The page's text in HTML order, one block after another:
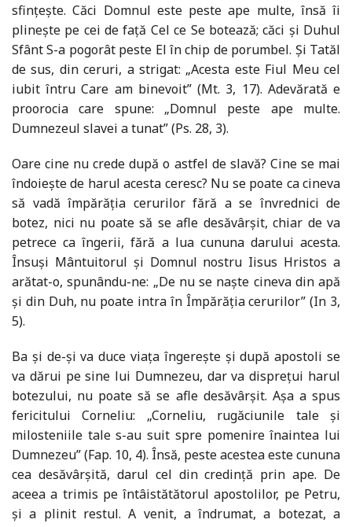
sfințește. Căci Domnul este peste ape multe, însă îi
plinește pe cei de față Cel ce Se botează; căci și Duhul
Sfânt S-a pogorât peste El în chip de porumbel. Și Tatăl
de sus, din ceruri, a strigat: „Acesta este Fiul Meu cel
iubit întru Care am binevoit” (Mt. 3, 17). Adevărată e
proorocia care spune: „Domnul peste ape multe.
Dumnezeul slavei a tunat” (Ps. 28, 3).
Oare cine nu crede după o astfel de slavă? Cine se mai
îndoiește de harul acesta ceresc? Nu se poate ca cineva
să vadă împărăția cerurilor fără a se învrednici de
botez, nici nu poate să se afle desăvârșit, chiar de va
petrece ca îngerii, fără a lua cununa darului acesta.
Însuși Mântuitorul și Domnul nostru Iisus Hristos a
arătat-o, spunându-ne: „De nu se naște cineva din apă
și din Duh, nu poate intra în Împărăția cerurilor” (In 3,
5).
Ba și de-și va duce viața îngerește și după apostoli se
va dărui pe sine lui Dumnezeu, dar va disprețui harul
botezului, nu poate să se afle desăvârșit. Așa a spus
fericitului Corneliu: „Corneliu, rugăciunile tale și
milosteniile tale s-au suit spre pomenire înaintea lui
Dumnezeu” (Fap. 10, 4). Însă, peste acestea este cununa
cea desăvârșită, darul cel din credință prin ape. De
aceea a trimis pe întâistătătorul apostolilor, pe Petru,
și a plinit restul. A venit, a îndrumat, a botezat, a